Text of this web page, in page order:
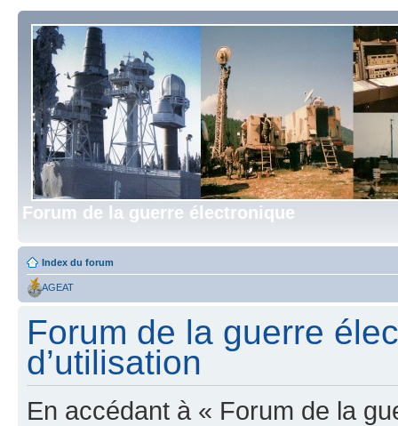
Forum de la guerre électronique
Index du forum
AGEAT
Forum de la guerre
d’utilisation
En accédant à « Forum de la